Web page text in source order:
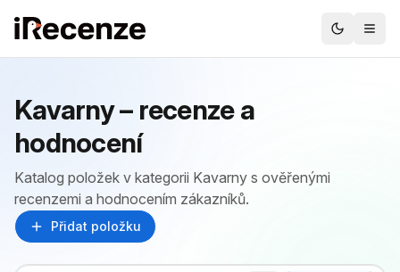
Kavarny – recenze a
hodnocení
Katalog položek v kategorii Kavarny s ověřenými
recenzemi a hodnocením zákazníků.
Přidat položku